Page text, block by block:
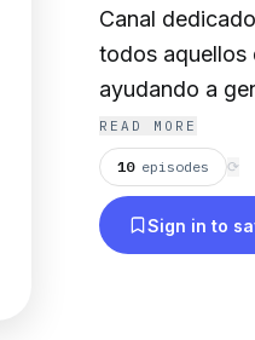
Canal
todos aquellos
ayudando a
READ MORE
10 episodes ⟳
Sign in to